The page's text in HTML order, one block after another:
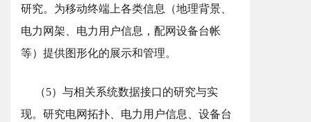
研究。为移动终端上各类信息（地理背景、
电力网架、电力用户信息，配网设备台帐
等）提供图形化的展示和管理。
（5）与相关系统数据接口的研究与实
现。研究电网拓扑、电力用户信息、设备台